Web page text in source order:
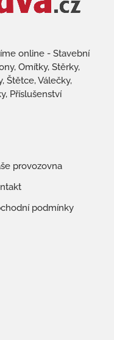
online - Stavební
Omítky, Stěrky,
Štětce, Válečky,
Příslušenství
provozovna
podmínky